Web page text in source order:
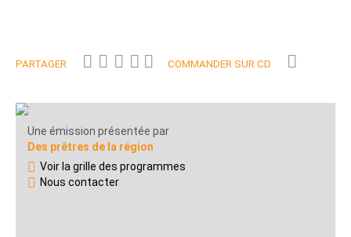
PARTAGER COMMANDER SUR CD
Une émission présentée par
Des prêtres de la région
Voir la grille des programmes
Nous contacter